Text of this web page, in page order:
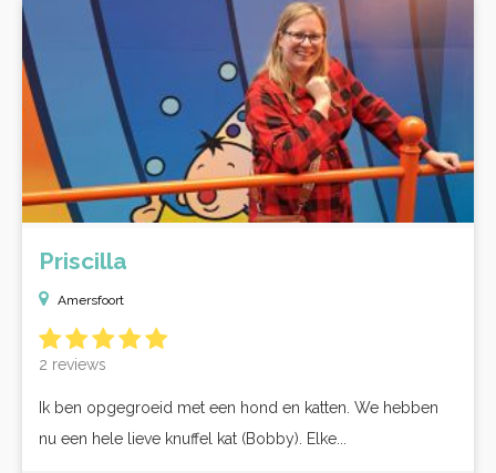
Priscilla
Amersfoort
2 reviews
Ik ben opgegroeid met een hond en katten. We hebben
nu een hele lieve knuffel kat (Bobby). Elke...